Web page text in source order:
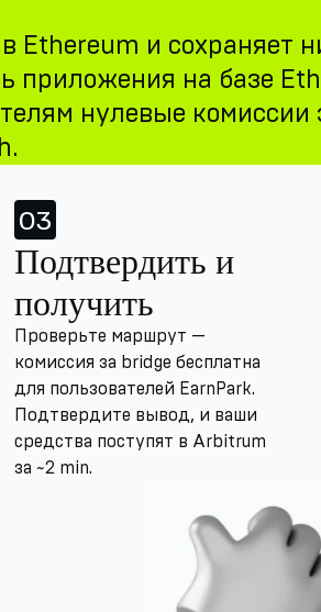
и сохраняет
приложения на базе
нулевые комиссии
03
Подтвердить и
получить
Проверьте маршрут —
комиссия за bridge бесплатна
для пользователей EarnPark.
Подтвердите вывод, и ваши
средства поступят в Arbitrum
за ~2 min.